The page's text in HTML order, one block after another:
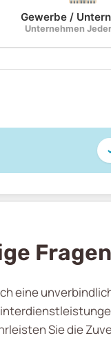
Gewerbe /
Unternehmen
eine
Sie die